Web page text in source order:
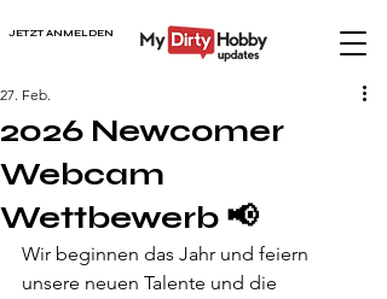
JETZT ANMELDEN
2026 Newcomer
Webcam
Wettbewerb 📢
27. Feb.
Wir beginnen das Jahr und feiern
unsere neuen Talente und die